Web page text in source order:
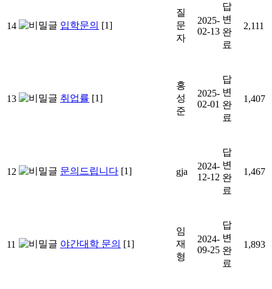
14 입학문의 [1]
질
문
자
2025-
02-13
답
변
완
료
2,111
13 취업률 [1]
홍
성
준
2025-
02-01
답
변
완
료
1,407
12 문의드립니다 [1] gja
2024-
12-12
답
변
완
료
1,467
11 야간대학 문의 [1]
임
재
형
2024-
09-25
답
변
완
료
1,893